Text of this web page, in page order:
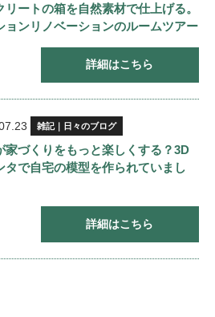
リートの箱を自然素材で仕上げる。
ョンリノベーションのルームツアー
詳細はこちら
雑記｜日々のブログ
家づくりをもっと楽しくする？3D
タで自宅の模型を作られていまし
詳細はこちら